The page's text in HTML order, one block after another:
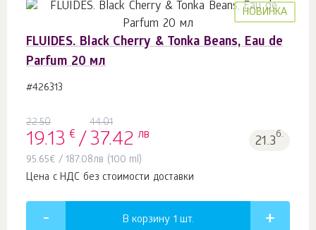
НОВИНКА
FLUIDES. Black Cherry & Tonka Beans, Eau de
Parfum 20 мл
#426313
22.50
19.13 € /
44.01
37.42 лв 21.3б.
95.65€ /187.08лв (100 ml)
Цена с НДС без стоимости доставки
В корзину 1 шт.